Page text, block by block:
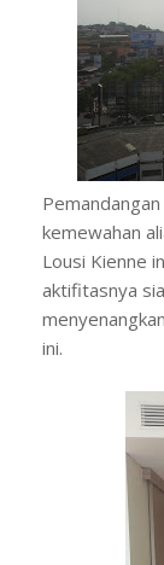
kemewahan
Lousi Kienne
aktifitasnya
ini.